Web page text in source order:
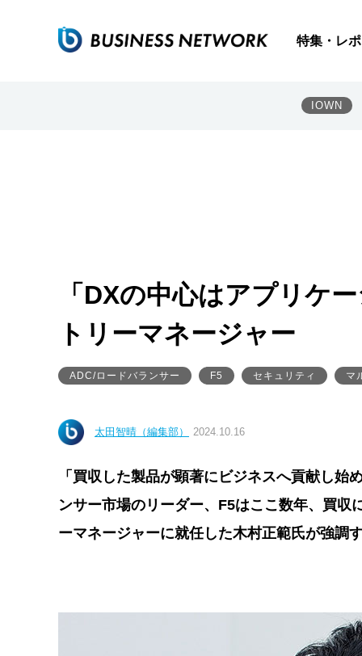
特集・レ
IOWN
「DXの中心はアプリケ
トリーマネージャー
ADC/ロードバランサー F5 セキュリティ マ
太田智晴（編集部） 2024.10.16
「買収した製品が顕著にビジネスへ貢献し
ンサー市場のリーダー、F5はここ数年、買
ーマネージャーに就任した木村正範氏が強調